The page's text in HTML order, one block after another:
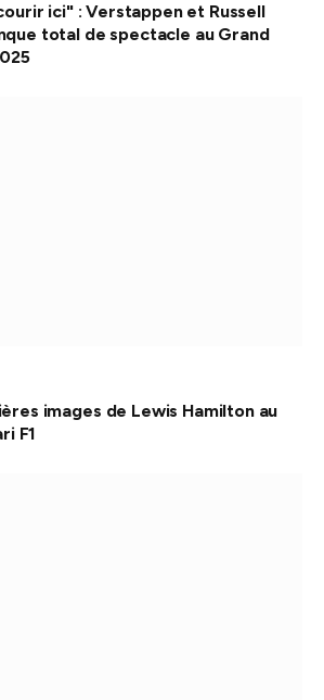
ici" : Verstappen et Russell
total de spectacle au Grand
images de Lewis Hamilton au
F1